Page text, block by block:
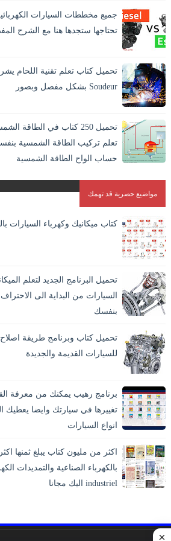
جميع مخططات السيارات
تحتاجها ستجدها هنا مع الشرح
تحميل كتاب تعلم تقنية اللحام
Soudeur بشكل مفصل وبصور
المستقرة لاندم...تحميل 250 كتاب في الطاقة
تعلم تركيب الطاقة الشمسية
حساب الواح الطاقة الشمسية
مواضيع حصرية قد تهمك
كتاب ميكانيك وكهرباء السيارات
تحميل البرنامج الجديد لتعلم
السيارات من البداية الى
بنفسك
تحميل كتاب وبرنامج طريقة اصلاح
للسيارات القديمة والجديدة
برنامج رهيب يمكنك من معرفة
تغييرها في سيارتك وايضا يعطيك
انواع السيارات
industriel اليك مجانا